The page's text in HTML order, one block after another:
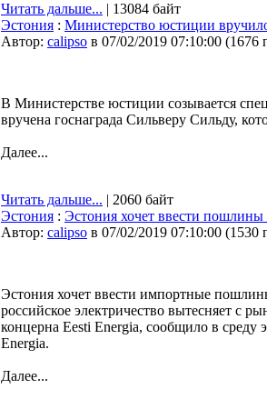
Читать дальше... | 13084 байт
Эстония : Министерство юстиции
Автор: calipso в 07/02/2019 07:10:00 (1676
В Министерстве юстиции созывается
вручена госнаграда Сильверу Сильду,
Далее...
Читать дальше... | 2060 байт
Эстония : Эстония хочет ввести
Автор: calipso в 07/02/2019 07:10:00 (1530
Эстония хочет ввести импортные
российское электричество вытесняет с
концерна Eesti Energia, сообщило в среду
Energia.
Далее...